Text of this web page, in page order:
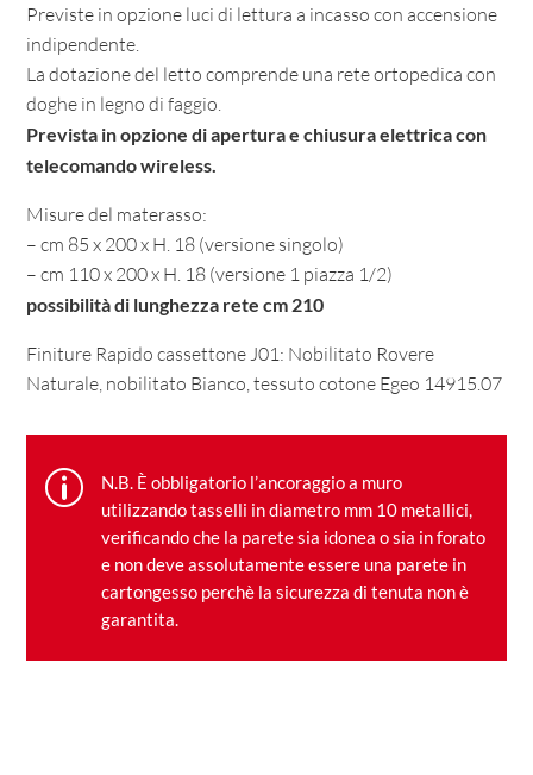
Previste in opzione luci di lettura a incasso con accensione
indipendente.
La dotazione del letto comprende una rete ortopedica con
doghe in legno di faggio.
Prevista in opzione di apertura e chiusura elettrica con
telecomando wireless.
Misure del materasso:
– cm 85 x 200 x H. 18 (versione singolo)
– cm 110 x 200 x H. 18 (versione 1 piazza 1/2)
possibilità di lunghezza rete cm 210
Finiture Rapido cassettone J01: Nobilitato Rovere
Naturale, nobilitato Bianco, tessutocotone Egeo 14915.07
p
N.B. È obbligatorio l’ancoraggio a muro
utilizzando tasselli in diametro mm 10 metallici,
verificando che la parete sia idonea o sia in forato
e non deve assolutamente essere una parete in
cartongesso perchè la sicurezza di tenuta non è
garantita.